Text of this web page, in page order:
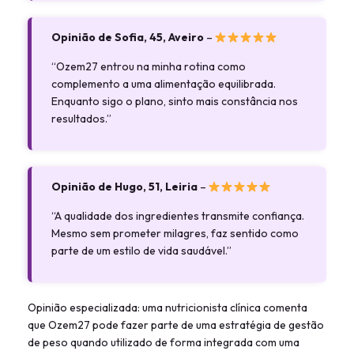
Opinião de Sofia, 45, Aveiro–
“Ozem27 entrou na minha rotina como
complemento a uma alimentação equilibrada.
Enquanto sigo o plano, sinto mais constância nos
resultados.”
Opinião de Hugo, 51, Leiria–
“A qualidade dos ingredientes transmite confiança.
Mesmo sem prometer milagres, faz sentido como
parte de um estilo de vida saudável.”
Opinião especializada: uma nutricionista clínica comenta
que Ozem27 pode fazer parte de uma estratégia de gestão
de peso quando utilizado de forma integrada com uma